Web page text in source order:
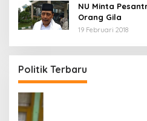
NU Minta
Orang Gila
19 Februari 2018
Politik Terbaru
Mendaftar di PKB
Di Politik | 24 April 2024